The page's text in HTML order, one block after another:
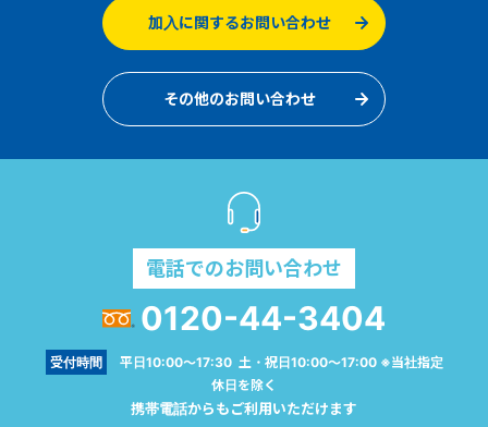
加入に関するお問い合わせ
その他のお問い合わせ
電話でのお問い合わせ
0120-44-3404
受付時間
平日10:00～17:30 土・祝日10:00～17:00 ※当社指定
休日を除く
携帯電話からもご利用いただけます